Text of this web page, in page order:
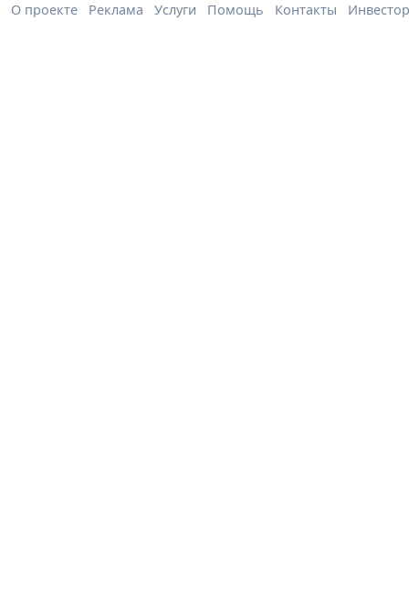
О проекте Реклама Услуги Помощь Контакты